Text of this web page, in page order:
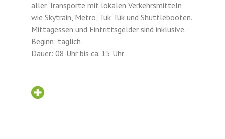
aller Transporte mit lokalen Verkehrsmitteln
wie Skytrain, Metro, Tuk Tuk und Shuttlebooten.
Mittagessen und Eintrittsgelder sind inklusive.
Beginn: täglich
Dauer: 08 Uhr bis ca. 15 Uhr